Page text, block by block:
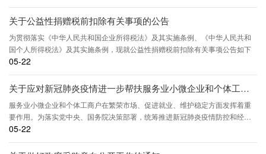
关于公益性捐赠税前扣除有关事项的公告
为贯彻落实《中华人民共和国企业所得税法》及其实施条例、《中华人民共和
国个人所得税法》及其实施条例，现就公益性捐赠税前扣除有关事项公告如下
05-22
关于应对新冠肺炎疫情进一步帮扶服务业小微企业和个体工商户缓解房屋租金压力的指导意见
服务业小微企业和个体工商户在繁荣市场、促进就业、维护稳定方面发挥着重
要作用。为落实党中央、国务院决策部署，统筹推进新冠肺炎疫情防控和经济
社会发展工作，进一步帮扶服务业小微企业和个体工商户缓解房屋租金压力，
经国务院同意，现提出以下意见
05-22